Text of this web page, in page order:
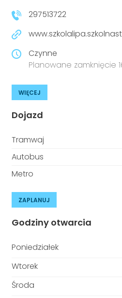
297513722
Czynne
Planowane zamknięcie
WIĘCEJ
Dojazd
Tramwaj
Autobus
Metro
ZAPLANUJ
Godziny otwarcia
Poniedziałek
Wtorek
Środa